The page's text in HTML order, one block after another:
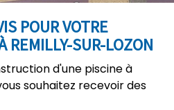
POUR VOTRE
REMILLY-SUR-LOZON
d'une piscine à
souhaitez recevoir des